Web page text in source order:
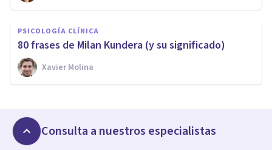
PSICOLOGÍA CLÍNICA
80 frases de Milan Kundera (y su significado)
Xavier Molina
Consulta a nuestros especialistas